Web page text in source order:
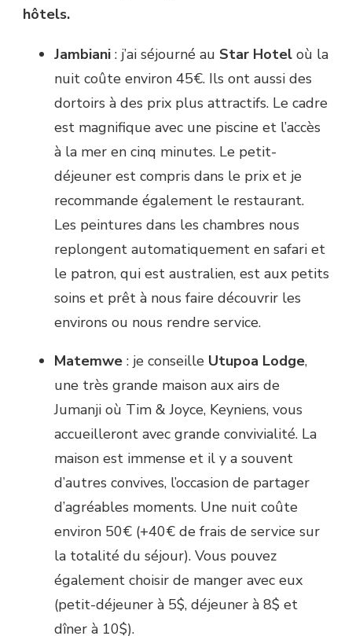
hôtels.
Jambiani : j’ai séjourné au Star Hotel où la
nuit coûte environ 45€. Ils ont aussi des
dortoirs à des prix plus attractifs. Le cadre
est magnifique avec une piscine et l’accès
à la mer en cinq minutes. Le petit-
déjeuner est compris dans le prix et je
recommande également le restaurant.
Les peintures dans les chambres nous
replongent automatiquement en safari et
le patron, qui est australien, est aux petits
soins et prêt à nous faire découvrir les
environs ou nous rendre service.
Matemwe : je conseille Utupoa Lodge,
une très grande maison aux airs de
Jumanji où Tim & Joyce, Keyniens, vous
accueilleront avec grande convivialité. La
maison est immense et il y a souvent
d’autres convives, l’occasion de partager
d’agréables moments. Une nuit coûte
environ 50€ (+40€ de frais de service sur
la totalité du séjour). Vous pouvez
également choisir de manger avec eux
(petit-déjeuner à 5$, déjeuner à 8$ et
dîner à 10$).